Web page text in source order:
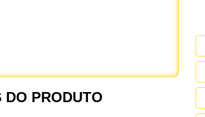
DO PRODUTO